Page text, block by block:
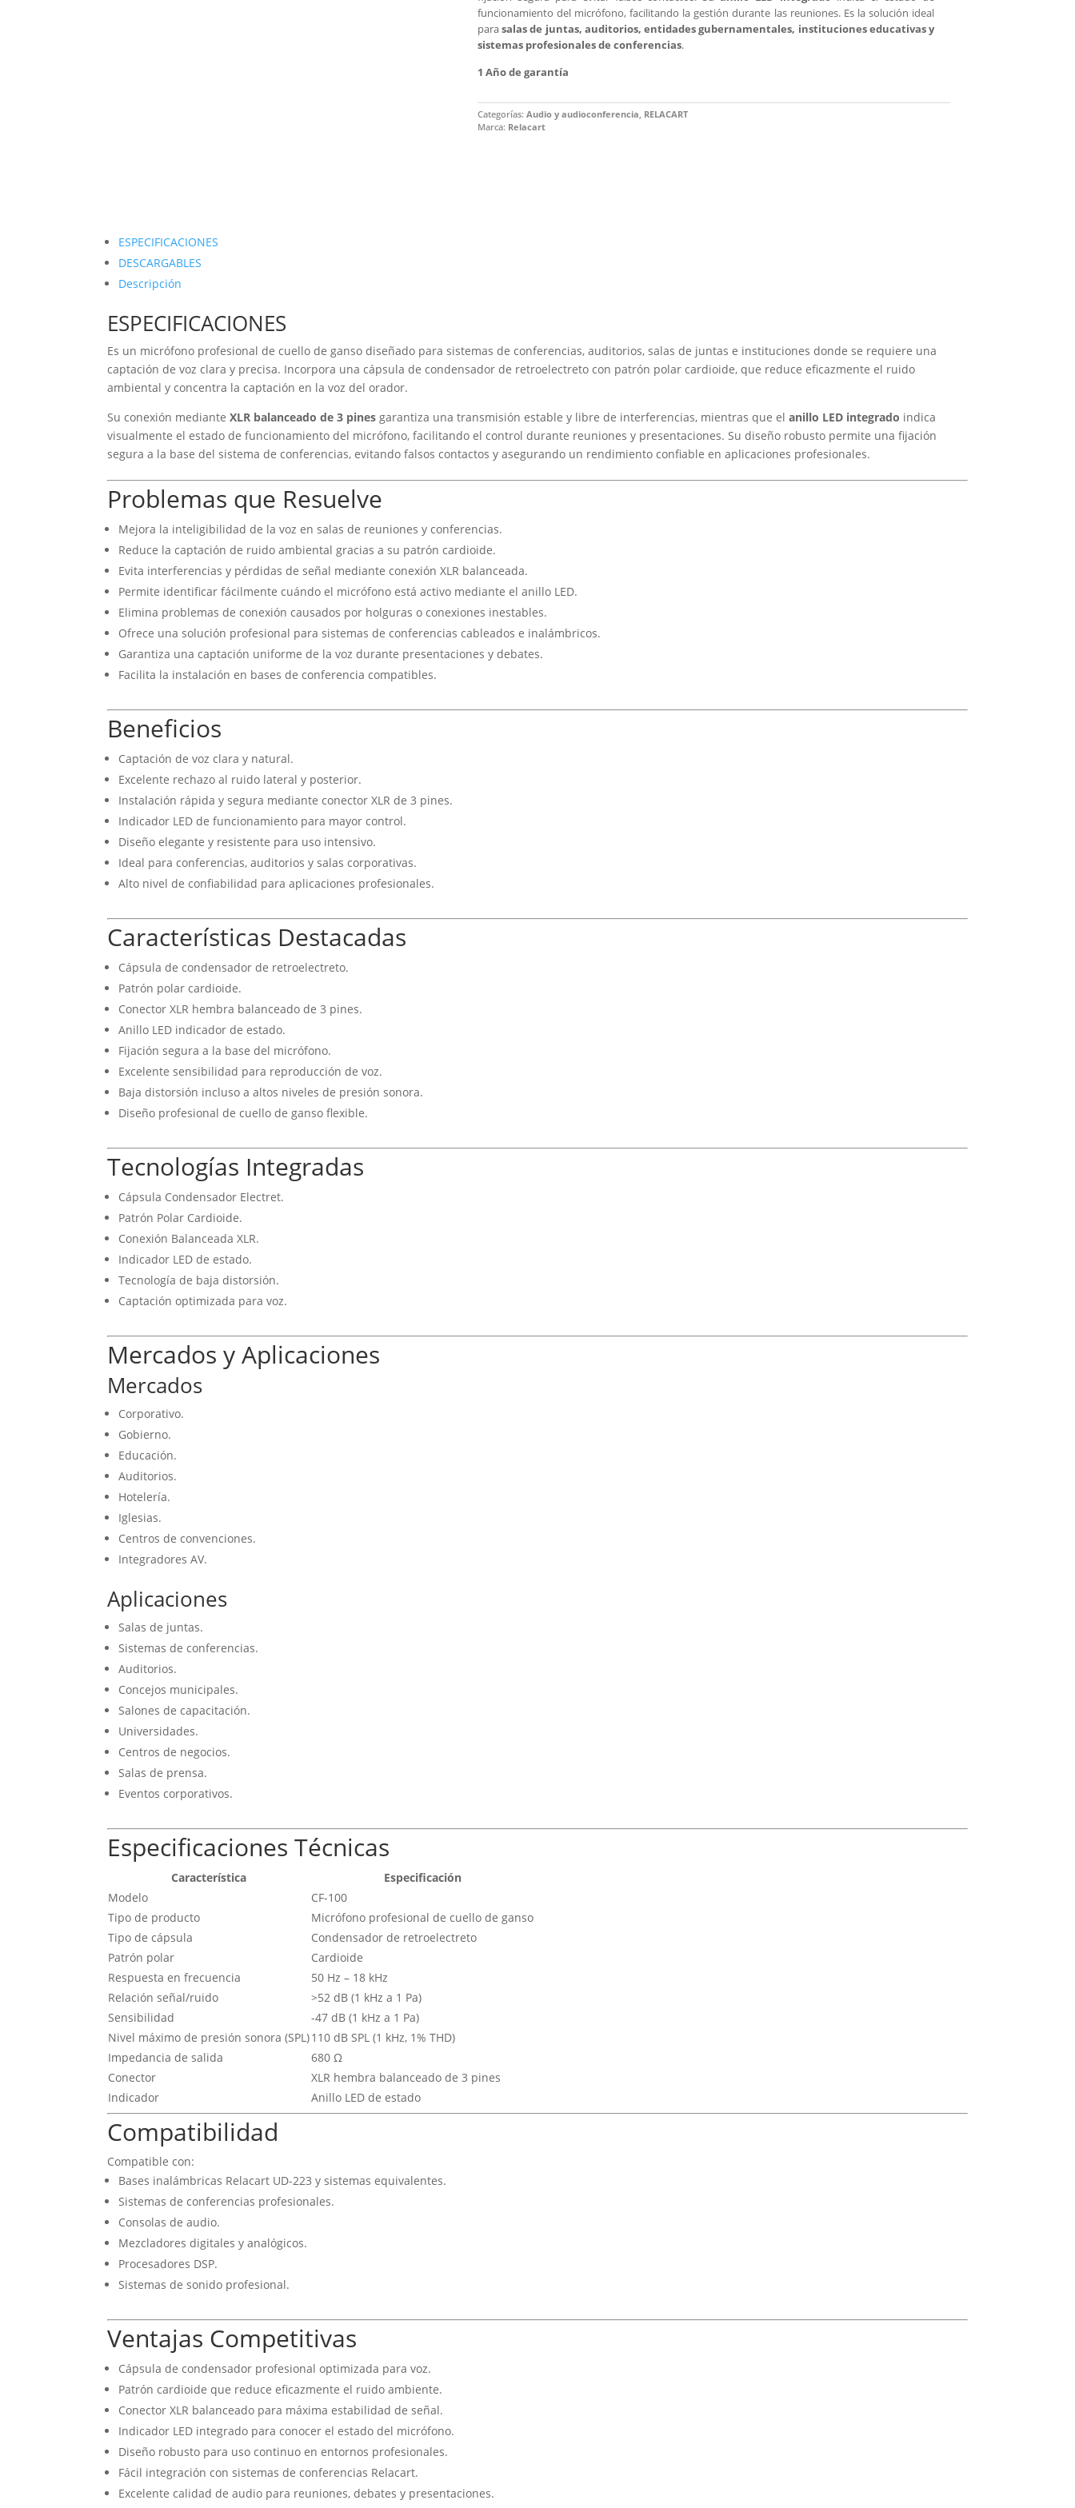
funcionamiento del micrófono, facilitando la gestión durante las reuniones. Es la solución ideal
parasalas de juntas, auditorios, entidades gubernamentales, instituciones educativas y
sistemas profesionales de conferencias.
1 Año de garantía
Categorías: Audio y audioconferencia, RELACART
Marca: Relacart
ESPECIFICACIONES
DESCARGABLES
Descripción
ESPECIFICACIONES
Es un micrófono profesional de cuello de ganso diseñado para sistemas de conferencias, auditorios, salas de juntas e instituciones donde se requiere una
captación de voz clara y precisa. Incorpora una cápsula de condensador de retroelectreto con patrón polar cardioide, que reduce eficazmente el ruido
ambiental y concentra la captación en la voz del orador.
Su conexión medianteXLR balanceado de 3 pines garantiza una transmisión estable y libre de interferencias, mientras que elanillo LED integrado indica
visualmente el estado de funcionamiento del micrófono, facilitando el control durante reuniones y presentaciones. Su diseño robusto permite una fijación
segura a la base del sistema de conferencias, evitando falsos contactos y asegurando un rendimiento confiable en aplicaciones profesionales.
Problemas que Resuelve
Mejora la inteligibilidad de la voz en salas de reuniones y conferencias.
Reduce la captación de ruido ambiental gracias a su patrón cardioide.
Evita interferencias y pérdidas de señal mediante conexión XLR balanceada.
Permite identificar fácilmente cuándo el micrófono está activo mediante el anillo LED.
Elimina problemas de conexión causados por holguras o conexiones inestables.
Ofrece una solución profesional para sistemas de conferencias cableados e inalámbricos.
Garantiza una captación uniforme de la voz durante presentaciones y debates.
Facilita la instalación en bases de conferencia compatibles.
Beneficios
Captación de voz clara y natural.
Excelente rechazo al ruido lateral y posterior.
Instalación rápida y segura mediante conector XLR de 3 pines.
Indicador LED de funcionamiento para mayor control.
Diseño elegante y resistente para uso intensivo.
Ideal para conferencias, auditorios y salas corporativas.
Alto nivel de confiabilidad para aplicaciones profesionales.
Características Destacadas
Cápsula de condensador de retroelectreto.
Patrón polar cardioide.
Conector XLR hembra balanceado de 3 pines.
Anillo LED indicador de estado.
Fijación segura a la base del micrófono.
Excelente sensibilidad para reproducción de voz.
Baja distorsión incluso a altos niveles de presión sonora.
Diseño profesional de cuello de ganso flexible.
Tecnologías Integradas
Cápsula Condensador Electret.
Patrón Polar Cardioide.
Conexión Balanceada XLR.
Indicador LED de estado.
Tecnología de baja distorsión.
Captación optimizada para voz.
Mercados y Aplicaciones
Mercados
Corporativo.
Gobierno.
Educación.
Auditorios.
Hotelería.
Iglesias.
Centros de convenciones.
Integradores AV.
Aplicaciones
Salas de juntas.
Sistemas de conferencias.
Auditorios.
Concejos municipales.
Salones de capacitación.
Universidades.
Centros de negocios.
Salas de prensa.
Eventos corporativos.
Especificaciones Técnicas
Característica
Especificación
Modelo
CF-100
Tipo de producto
Micrófono profesional de cuello de ganso
Tipo de cápsula
Condensador de retroelectreto
Patrón polar
Cardioide
Respuesta en frecuencia
50 Hz – 18 kHz
Relación señal/ruido
>52 dB (1 kHz a 1 Pa)
Sensibilidad
-47 dB (1 kHz a 1 Pa)
Nivel máximo de presión sonora (SPL)110 dB SPL (1 kHz, 1% THD)
Impedancia de salida
680 Ω
Conector
XLR hembra balanceado de 3 pines
Indicador
Anillo LED de estado
Compatibilidad
Compatible con:
Bases inalámbricas Relacart UD-223 y sistemas equivalentes.
Sistemas de conferencias profesionales.
Consolas de audio.
Mezcladores digitales y analógicos.
Procesadores DSP.
Sistemas de sonido profesional.
Ventajas Competitivas
Cápsula de condensador profesional optimizada para voz.
Patrón cardioide que reduce eficazmente el ruido ambiente.
Conector XLR balanceado para máxima estabilidad de señal.
Indicador LED integrado para conocer el estado del micrófono.
Diseño robusto para uso continuo en entornos profesionales.
Fácil integración con sistemas de conferencias Relacart.
Excelente calidad de audio para reuniones, debates y presentaciones.